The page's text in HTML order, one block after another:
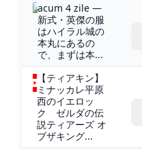
acum 4 zile —
新式・英傑の服
はハイラル城の
本丸にあるの
で、まずは本...
【ティアキン】
ミナッカレ平原
西のイエロッ
ク ゼルダの伝
説ティアーズ オ
ブザキング...